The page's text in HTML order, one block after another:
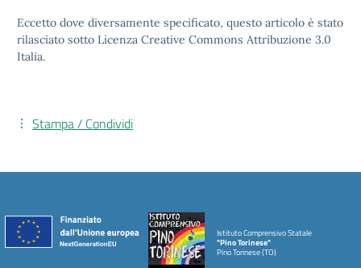
Eccetto dove diversamente specificato, questo articolo è stato
rilasciato sotto Licenza Creative Commons Attribuzione 3.0
Italia.
Stampa / Condividi
Istituto Comprensivo Statale
"Pino Torinese"
Pino Torinese (TO)